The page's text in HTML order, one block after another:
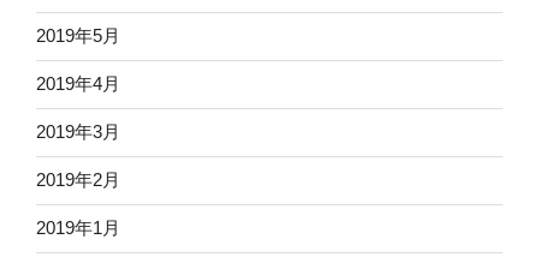
2019年5月
2019年4月
2019年3月
2019年2月
2019年1月